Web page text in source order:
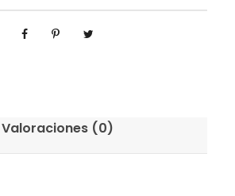
Valoraciones (0)